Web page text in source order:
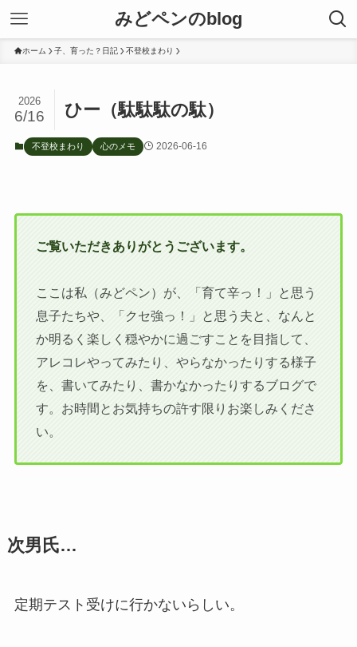
みどペンのblog
ホーム 子、育った？日記 不登校まわり
ひー（駄駄駄の駄）
2026
6/16
不登校まわり 心のメモ 2026-06-16
ご覧いただきありがとうございます。
ここは私（みどペン）が、「育て辛っ！」と思う
息子たちや、「クセ強っ！」と思う夫と、なんと
か明るく楽しく穏やかに過ごすことを目指して、
アレコレやってみたり、やらなかったりする様子
を、書いてみたり、書かなかったりするブログで
す。お時間とお気持ちの許す限りお楽しみくださ
い。
次男氏…
定期テスト受けに行かないらしい。